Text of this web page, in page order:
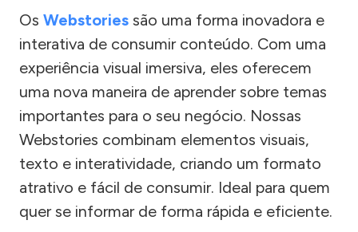
Os Webstories são uma forma inovadora e
interativa de consumir conteúdo. Com uma
experiência visual imersiva, eles oferecem
uma nova maneira de aprender sobre temas
importantes para o seu negócio. Nossas
Webstories combinam elementos visuais,
texto e interatividade, criando um formato
atrativo e fácil de consumir. Ideal para quem
quer se informar de forma rápida e eficiente.